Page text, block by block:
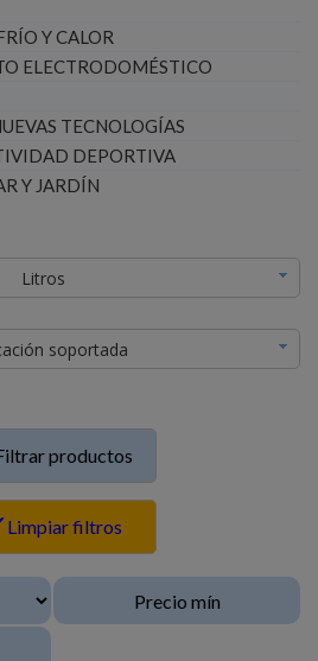
Y CALOR
ELECTRODOMÉSTICO
TECNOLOGÍAS
DEPORTIVA
Y JARDÍN
Litros
soportada
productos
Limpiar filtros